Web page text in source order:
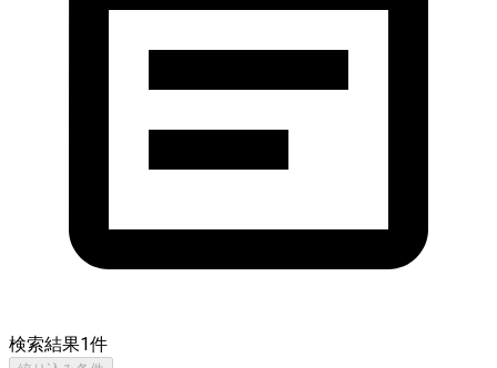
検索結果1件